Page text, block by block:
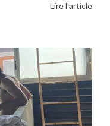
Lire l'article